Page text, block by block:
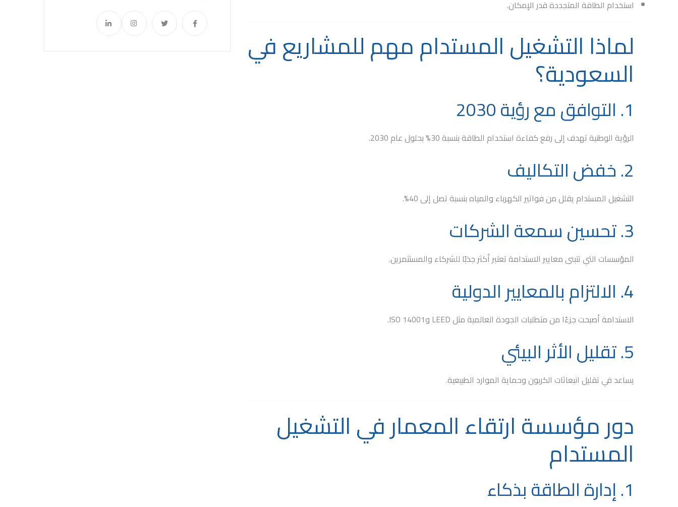
استخدام الطاقة المتجددة قدر الإمكان.
لماذا التشغيل المستدام مهم للمشاريع في
السعودية؟
1. التوافق مع رؤية 2030
الرؤية الوطنية تهدف إلى رفع كفاءة استخدام الطاقة بنسبة 30% بحلول عام 2030.
2. خفض التكاليف
التشغيل المستدام يقلل من فواتير الكهرباء والمياه بنسبة تصل إلى 40%.
3. تحسين سمعة الشركات
المؤسسات التي تتبنى معايير الاستدامة تعتبر أكثر جذبًا للشركاء والمستثمرين.
4. الالتزام بالمعايير الدولية
الاستدامة أصبحت جزءًا من متطلبات الجودة العالمية مثلLEED وISO 14001
.
5. تقليل الأثر البيئي
يساعد في تقليل انبعاثات الكربون وحماية الموارد الطبيعية.
دور مؤسسة ارتقاء المعمار في التشغيل
المستدام
1. إدارة الطاقة بذكاء